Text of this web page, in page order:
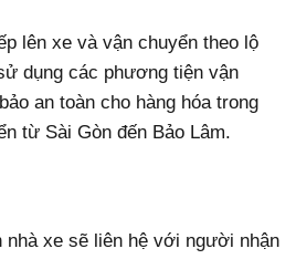
lên xe và vận chuyển theo lộ
dụng các phương tiện vận
an toàn cho hàng hóa trong
từ Sài Gòn đến Bảo Lâm.
nhà xe sẽ liên hệ với người nhận